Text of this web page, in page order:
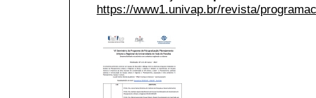
https://www1.univap.br/revista/